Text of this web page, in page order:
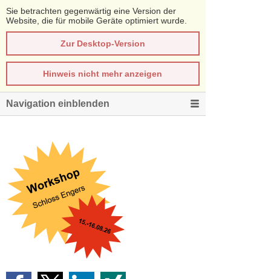
Sie betrachten gegenwärtig eine Version der
Website, die für mobile Geräte optimiert wurde.
Zur Desktop-Version
Hinweis nicht mehr anzeigen
Navigation einblenden